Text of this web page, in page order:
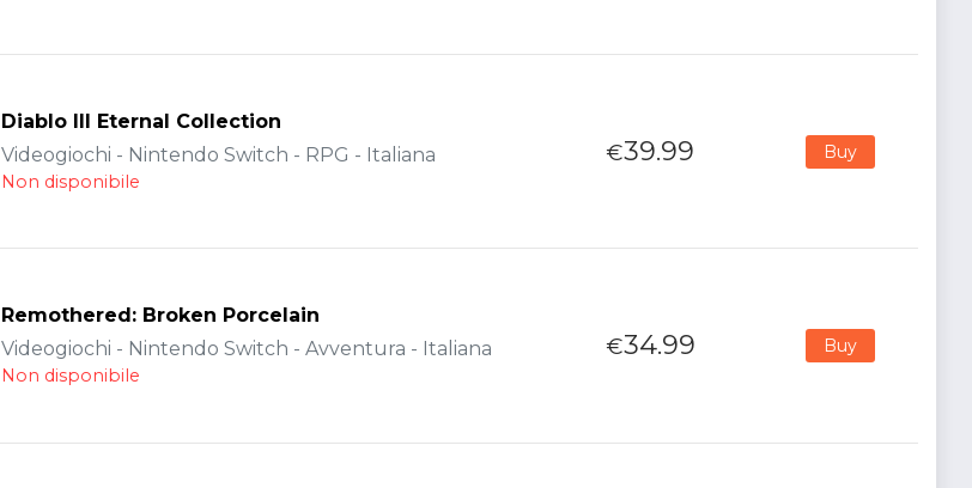
Diablo III Eternal Collection
Videogiochi - Nintendo Switch - RPG - Italiana
Non disponibile
€39.99 Buy
Remothered: Broken Porcelain
Videogiochi - Nintendo Switch - Avventura - Italiana
Non disponibile
€34.99 Buy